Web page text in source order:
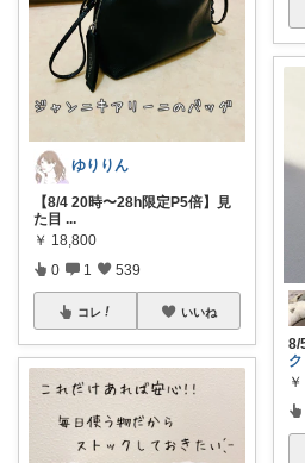
ゆりりん
【8/4 20時〜28h限定P5倍】見
た目 ...
￥ 18,800
0 1 539
コレ いいね
8/
ク
￥